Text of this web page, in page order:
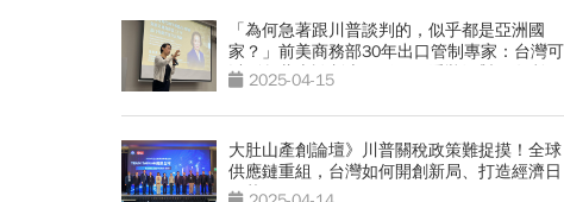
「為何急著跟川普談判的，似乎都是亞洲國
家？」前美商務部30年出口管制專家：台灣可
以別急著上談判桌，緩一下看狀況對己有利
2025-04-15
大肚山產創論壇》川普關稅政策難捉摸！全球
供應鏈重組，台灣如何開創新局、打造經濟日
不落國？